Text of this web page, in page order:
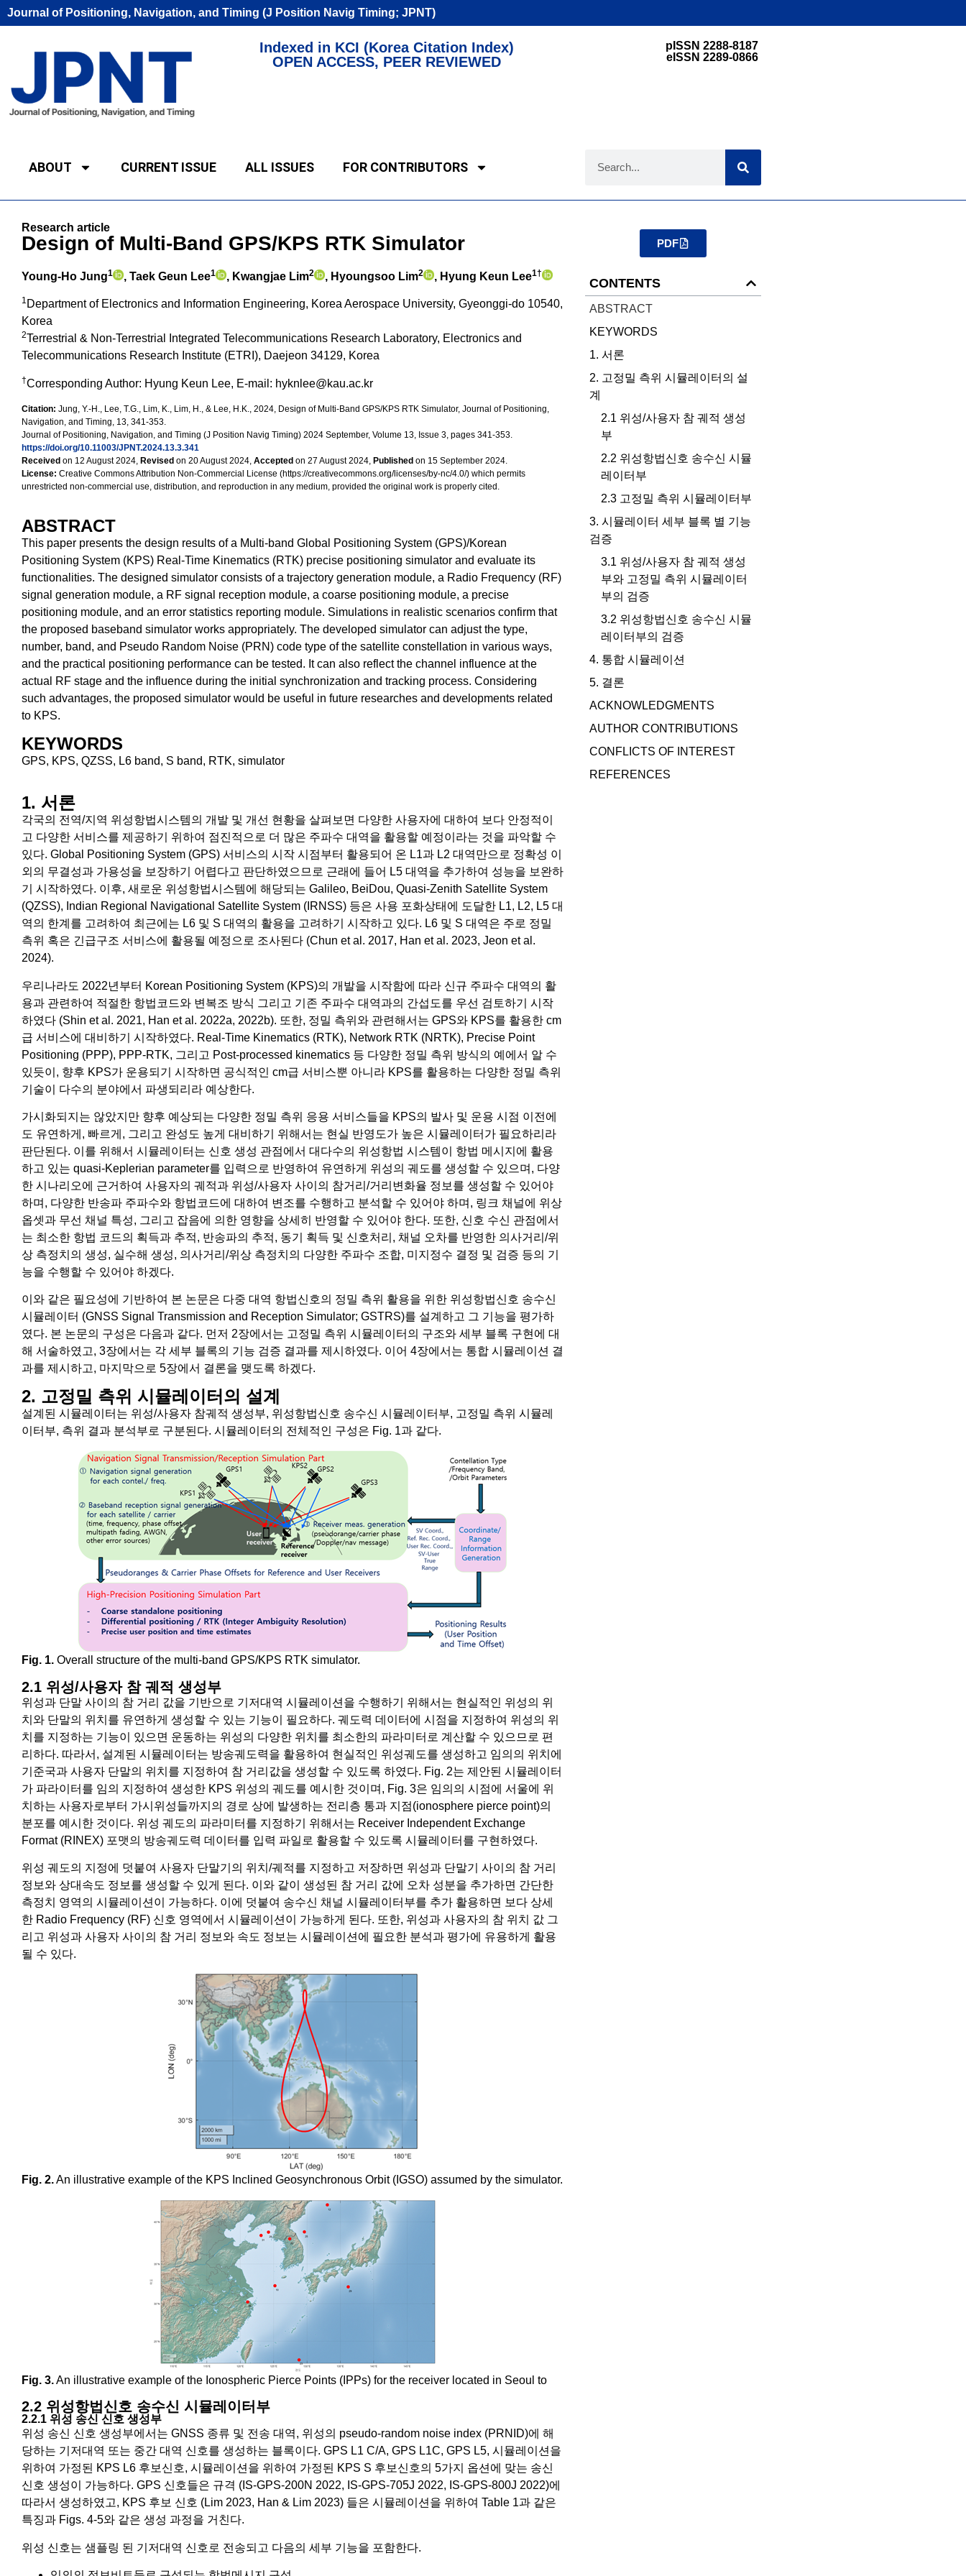
Journal of Positioning, Navigation, and Timing (J Position Navig Timing; JPNT)
Indexed in KCI (Korea Citation Index)
OPEN ACCESS, PEER REVIEWED
pISSN 2288-8187
eISSN 2289-0866
ABOUT CURRENT ISSUE ALL ISSUES FOR CONTRIBUTORS
Research article
Design of Multi-Band GPS/KPS RTK Simulator
Young-Ho Jung1 , Taek Geun Lee1 , Kwangjae Lim2 , Hyoungsoo Lim2 , Hyung Keun Lee1†
1 Department of Electronics and Information Engineering, Korea Aerospace University, Gyeonggi-do 10540,
Korea
2Terrestrial & Non-Terrestrial Integrated Telecommunications Research Laboratory, Electronics and
Telecommunications Research Institute (ETRI), Daejeon 34129, Korea
†Corresponding Author: Hyung Keun Lee, E-mail: hyknlee@kau.ac.kr
Citation: Jung, Y.-H., Lee, T.G., Lim, K., Lim, H., & Lee, H.K., 2024, Design of Multi-Band GPS/KPS RTK Simulator, Journal of Positioning,
Navigation, and Timing, 13, 341-353.
Journal of Positioning, Navigation, and Timing (J Position Navig Timing) 2024 September, Volume 13, Issue 3, pages 341-353.
https://doi.org/10.11003/JPNT.2024.13.3.341
Received on 12 August 2024, Revised on 20 August 2024, Accepted on 27 August 2024, Published on 15 September 2024.
License: Creative Commons Attribution Non-Commercial License (https://creativecommons.org/licenses/by-nc/4.0/) which permits
unrestricted non-commercial use, distribution, and reproduction in any medium, provided the original work is properly cited.
ABSTRACT
This paper presents the design results of a Multi-band Global Positioning System (GPS)/Korean
Positioning System (KPS) Real-Time Kinematics (RTK) precise positioning simulator and evaluate its
functionalities. The designed simulator consists of a trajectory generation module, a Radio Frequency (RF)
signal generation module, a RF signal reception module, a coarse positioning module, a precise
positioning module, and an error statistics reporting module. Simulations in realistic scenarios confirm that
the proposed baseband simulator works appropriately. The developed simulator can adjust the type,
number, band, and Pseudo Random Noise (PRN) code type of the satellite constellation in various ways,
and the practical positioning performance can be tested. It can also reflect the channel influence at the
actual RF stage and the influence during the initial synchronization and tracking process. Considering
such advantages, the proposed simulator would be useful in future researches and developments related
to KPS.
KEYWORDS
GPS, KPS, QZSS, L6 band, S band, RTK, simulator
1. 서론
각국의 전역/지역 위성항법시스템의 개발 및 개선 현황을 살펴보면 다양한 사용자에 대하여 보다 안정적이
고 다양한 서비스를 제공하기 위하여 점진적으로 더 많은 주파수 대역을 활용할 예정이라는 것을 파악할 수
있다. Global Positioning System (GPS) 서비스의 시작 시점부터 활용되어 온 L1과 L2 대역만으로 정확성 이
외의 무결성과 가용성을 보장하기 어렵다고 판단하였으므로 근래에 들어 L5 대역을 추가하여 성능을 보완하
기 시작하였다. 이후, 새로운 위성항법시스템에 해당되는 Galileo, BeiDou, Quasi-Zenith Satellite System
(QZSS), Indian Regional Navigational Satellite System (IRNSS) 등은 사용 포화상태에 도달한 L1, L2, L5 대
역의 한계를 고려하여 최근에는 L6 및 S 대역의 활용을 고려하기 시작하고 있다. L6 및 S 대역은 주로 정밀
측위 혹은 긴급구조 서비스에 활용될 예정으로 조사된다 (Chun et al. 2017, Han et al. 2023, Jeon et al.
2024).
우리나라도 2022년부터 Korean Positioning System (KPS)의 개발을 시작함에 따라 신규 주파수 대역의 활
용과 관련하여 적절한 항법코드와 변복조 방식 그리고 기존 주파수 대역과의 간섭도를 우선 검토하기 시작
하였다 (Shin et al. 2021, Han et al. 2022a, 2022b). 또한, 정밀 측위와 관련해서는 GPS와 KPS를 활용한 cm
급 서비스에 대비하기 시작하였다. Real-Time Kinematics (RTK), Network RTK (NRTK), Precise Point
Positioning (PPP), PPP-RTK, 그리고 Post-processed kinematics 등 다양한 정밀 측위 방식의 예에서 알 수
있듯이, 향후 KPS가 운용되기 시작하면 공식적인 cm급 서비스뿐 아니라 KPS를 활용하는 다양한 정밀 측위
기술이 다수의 분야에서 파생되리라 예상한다.
가시화되지는 않았지만 향후 예상되는 다양한 정밀 측위 응용 서비스들을 KPS의 발사 및 운용 시점 이전에
도 유연하게, 빠르게, 그리고 완성도 높게 대비하기 위해서는 현실 반영도가 높은 시뮬레이터가 필요하리라
판단된다. 이를 위해서 시뮬레이터는 신호 생성 관점에서 대다수의 위성항법 시스템이 항법 메시지에 활용
하고 있는 quasi-Keplerian parameter를 입력으로 반영하여 유연하게 위성의 궤도를 생성할 수 있으며, 다양
한 시나리오에 근거하여 사용자의 궤적과 위성/사용자 사이의 참거리/거리변화율 정보를 생성할 수 있어야
하며, 다양한 반송파 주파수와 항법코드에 대하여 변조를 수행하고 분석할 수 있어야 하며, 링크 채널에 위상
옵셋과 무선 채널 특성, 그리고 잡음에 의한 영향을 상세히 반영할 수 있어야 한다. 또한, 신호 수신 관점에서
는 최소한 항법 코드의 획득과 추적, 반송파의 추적, 동기 획득 및 신호처리, 채널 오차를 반영한 의사거리/위
상 측정치의 생성, 실수해 생성, 의사거리/위상 측정치의 다양한 주파수 조합, 미지정수 결정 및 검증 등의 기
능을 수행할 수 있어야 하겠다.
이와 같은 필요성에 기반하여 본 논문은 다중 대역 항법신호의 정밀 측위 활용을 위한 위성항법신호 송수신
시뮬레이터 (GNSS Signal Transmission and Reception Simulator; GSTRS)를 설계하고 그 기능을 평가하
였다. 본 논문의 구성은 다음과 같다. 먼저 2장에서는 고정밀 측위 시뮬레이터의 구조와 세부 블록 구현에 대
해 서술하였고, 3장에서는 각 세부 블록의 기능 검증 결과를 제시하였다. 이어 4장에서는 통합 시뮬레이션 결
과를 제시하고, 마지막으로 5장에서 결론을 맺도록 하겠다.
2. 고정밀 측위 시뮬레이터의 설계
설계된 시뮬레이터는 위성/사용자 참궤적 생성부, 위성항법신호 송수신 시뮬레이터부, 고정밀 측위 시뮬레
이터부, 측위 결과 분석부로 구분된다. 시뮬레이터의 전체적인 구성은 Fig. 1과 같다.
Fig. 1. Overall structure of the multi-band GPS/KPS RTK simulator.
2.1 위성/사용자 참 궤적 생성부
위성과 단말 사이의 참 거리 값을 기반으로 기저대역 시뮬레이션을 수행하기 위해서는 현실적인 위성의 위
치와 단말의 위치를 유연하게 생성할 수 있는 기능이 필요하다. 궤도력 데이터에 시점을 지정하여 위성의 위
치를 지정하는 기능이 있으면 운동하는 위성의 다양한 위치를 최소한의 파라미터로 계산할 수 있으므로 편
리하다. 따라서, 설계된 시뮬레이터는 방송궤도력을 활용하여 현실적인 위성궤도를 생성하고 임의의 위치에
기준국과 사용자 단말의 위치를 지정하여 참 거리값을 생성할 수 있도록 하였다. Fig. 2는 제안된 시뮬레이터
가 파라이터를 임의 지정하여 생성한 KPS 위성의 궤도를 예시한 것이며, Fig. 3은 임의의 시점에 서울에 위
치하는 사용자로부터 가시위성들까지의 경로 상에 발생하는 전리층 통과 지점(ionosphere pierce point)의
분포를 예시한 것이다. 위성 궤도의 파라미터를 지정하기 위해서는 Receiver Independent Exchange
Format (RINEX) 포맷의 방송궤도력 데이터를 입력 파일로 활용할 수 있도록 시뮬레이터를 구현하였다.
위성 궤도의 지정에 덧붙여 사용자 단말기의 위치/궤적를 지정하고 저장하면 위성과 단말기 사이의 참 거리
정보와 상대속도 정보를 생성할 수 있게 된다. 이와 같이 생성된 참 거리 값에 오차 성분을 추가하면 간단한
측정치 영역의 시뮬레이션이 가능하다. 이에 덧붙여 송수신 채널 시뮬레이터부를 추가 활용하면 보다 상세
한 Radio Frequency (RF) 신호 영역에서 시뮬레이션이 가능하게 된다. 또한, 위성과 사용자의 참 위치 값 그
리고 위성과 사용자 사이의 참 거리 정보와 속도 정보는 시뮬레이션에 필요한 분석과 평가에 유용하게 활용
될 수 있다.
Fig. 2.An illustrative example of the KPS Inclined Geosynchronous Orbit (IGSO) assumed by the simulator.
Fig. 3.An illustrative example of the Ionospheric Pierce Points (IPPs) for the receiver located in Seoul to
2.2 위성항법신호 송수신 시뮬레이터부
2.2.1 위성 송신 신호 생성부
위성 송신 신호 생성부에서는 GNSS 종류 및 전송 대역, 위성의 pseudo-random noise index (PRNID)에 해
당하는 기저대역 또는 중간 대역 신호를 생성하는 블록이다. GPS L1 C/A, GPS L1C, GPS L5, 시뮬레이션을
위하여 가정된 KPS L6 후보신호, 시뮬레이션을 위하여 가정된 KPS S 후보신호의 5가지 옵션에 맞는 송신
신호 생성이 가능하다. GPS 신호들은 규격 (IS-GPS-200N 2022, IS-GPS-705J 2022, IS-GPS-800J 2022)에
따라서 생성하였고, KPS 후보 신호 (Lim 2023, Han & Lim 2023) 들은 시뮬레이션을 위하여 Table 1과 같은
특징과 Figs. 4-5와 같은 생성 과정을 거친다.
위성 신호는 샘플링 된 기저대역 신호로 전송되고 다음의 세부 기능을 포함한다.
PDF
CONTENTS
ABSTRACT
KEYWORDS
1. 서론
2. 고정밀 측위 시뮬레이터의 설
계
2.1 위성/사용자 참 궤적 생성
부
2.2 위성항법신호 송수신 시뮬
레이터부
2.3 고정밀 측위 시뮬레이터부
3. 시뮬레이터 세부 블록 별 기능
검증
3.1 위성/사용자 참 궤적 생성
부와 고정밀 측위 시뮬레이터
부의 검증
3.2 위성항법신호 송수신 시뮬
레이터부의 검증
4. 통합 시뮬레이션
5. 결론
ACKNOWLEDGMENTS
AUTHOR CONTRIBUTIONS
CONFLICTS OF INTEREST
REFERENCES